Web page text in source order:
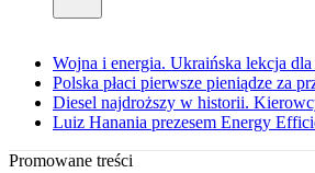
Wojna i energia. Ukraińska lekcja
Polska płaci pierwsze pieniądze za
Diesel najdroższy w historii.
Luiz Hanania prezesem Energy
Promowane treści